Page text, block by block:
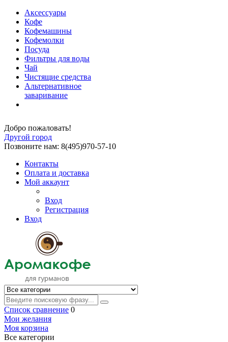
Аксессуары
Кофе
Кофемашины
Кофемолки
Посуда
Фильтры для воды
Чай
Чистящие средства
Альтернативное
заваривание
Добро пожаловать!
Другой город
Позвоните нам: 8(495)970-57-10
Контакты
Оплата и доставка
Мой аккаунт
Вход
Регистрация
Вход
Список сравнение 0
Мои желания
Моя корзина
Все категории